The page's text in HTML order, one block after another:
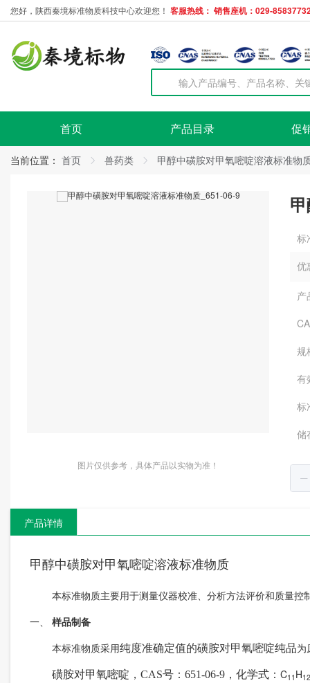
您好，陕西秦境标准物质科技中心欢迎您！ 客服热线： 销售座机：029-
首页 产品目录 促
当前位置： 首页 兽药类 甲醇中磺胺对甲氧嘧啶溶液标准物
图片仅供参考，具体产品以实物为准！
标
优
产
规
有
标
储
产品详情
甲醇中磺胺对甲氧嘧啶溶液标准物质
本标准物质主要用于测量仪器校准、分析方法评价和质量
一、 样品制备
本标准物质采用纯度准确定值的磺胺对甲氧嘧啶纯品为
磺胺对甲氧嘧啶 ， CAS号 ： 651-06-9 ，化学式： C11 H12